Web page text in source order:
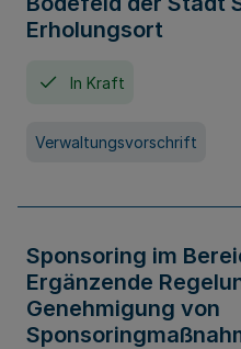
Erholungsort
In Kraft
Verwaltungsvorschrift
Sponsoring im
Ergänzende
Genehmigung von